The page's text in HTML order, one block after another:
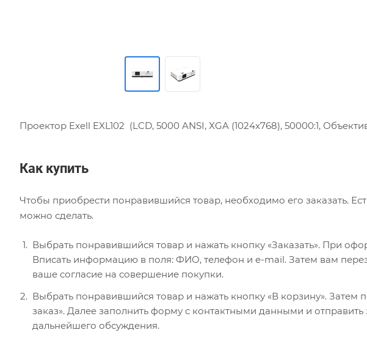
Проектор Exell EXL102 (LCD, 5000 ANSI, XGA (1024x768), 50000:1,
Как купить
Чтобы приобрести понравившийся товар, необходимо его заказать.
можно сделать.
Выбрать понравившийся товар и нажать кнопку «Заказать». При
Вписать информацию в поля: ФИО, телефон и e-mail. Затем вам
ваше согласие на совершение покупки.
Выбрать понравившийся товар и нажать кнопку «В корзину». Затем
заказ». Далее заполнить форму с контактными данными и
дальнейшего обсуждения.